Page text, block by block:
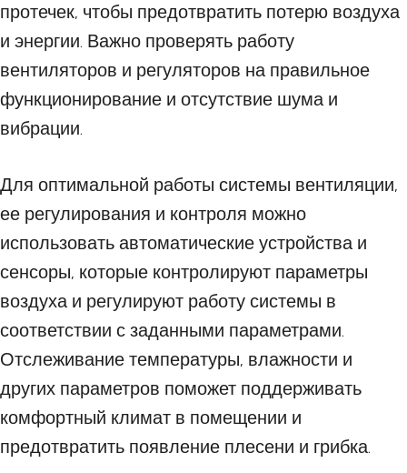
протечек, чтобы предотвратить потерю воздуха
и энергии. Важно проверять работу
вентиляторов и регуляторов на правильное
функционирование и отсутствие шума и
вибрации.
Для оптимальной работы системы вентиляции,
ее регулирования и контроля можно
использовать автоматические устройства и
сенсоры, которые контролируют параметры
воздуха и регулируют работу системы в
соответствии с заданными параметрами.
Отслеживание температуры, влажности и
других параметров поможет поддерживать
комфортный климат в помещении и
предотвратить появление плесени и грибка.